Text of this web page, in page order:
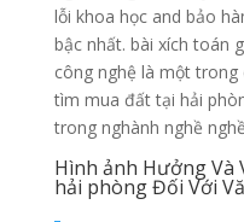
lỗi khoa học and bảo
bậc nhất. bài xích toán
công nghệ là một
tìm mua đất tại hải
trong nghành nghề
Hình ảnh Hưởng Và
hải phòng Đối Với